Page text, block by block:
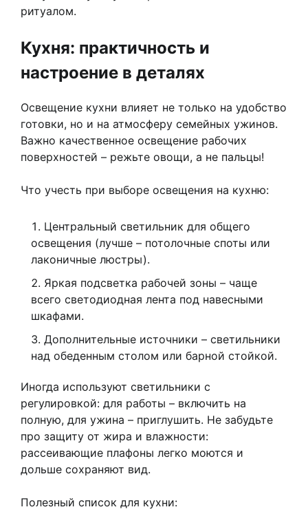
ритуалом.
Кухня: практичность и
настроение в деталях
Освещение кухни влияет не только на удобство
готовки, но и на атмосферу семейных ужинов.
Важно качественное освещение рабочих
поверхностей – режьте овощи, а не пальцы!
Что учесть при выборе освещения на кухню:
Центральный светильник для общего
освещения (лучше – потолочные споты или
лаконичные люстры).
Яркая подсветка рабочей зоны – чаще
всего светодиодная лента под навесными
шкафами.
Дополнительные источники – светильники
над обеденным столом или барной стойкой.
Иногда используют светильники с
регулировкой: для работы – включить на
полную, для ужина – приглушить. Не забудьте
про защиту от жира и влажности:
рассеивающие плафоны легко моются и
дольше сохраняют вид.
Полезный список для кухни: